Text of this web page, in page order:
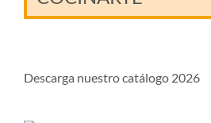
Descarga nuestro catálogo 2026